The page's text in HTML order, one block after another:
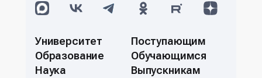
Университет
Образование
Наука
Поступающим
Обучающимся
Выпускникам